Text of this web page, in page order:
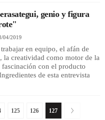
genio y figura
04/2019
en equipo, el afán de
la creatividad como motor de la
con el producto
de esta entrevista
125 126 127